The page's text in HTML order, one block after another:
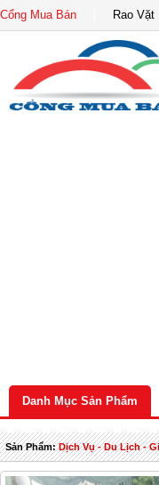
Cổng Mua Bán Rao Vặt
Danh Mục Sản Phẩm
Sản Phẩm:Dịch Vụ - Du Lịch -